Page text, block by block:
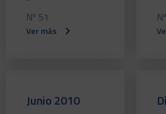
Nº 51
Ver más
Junio 2010